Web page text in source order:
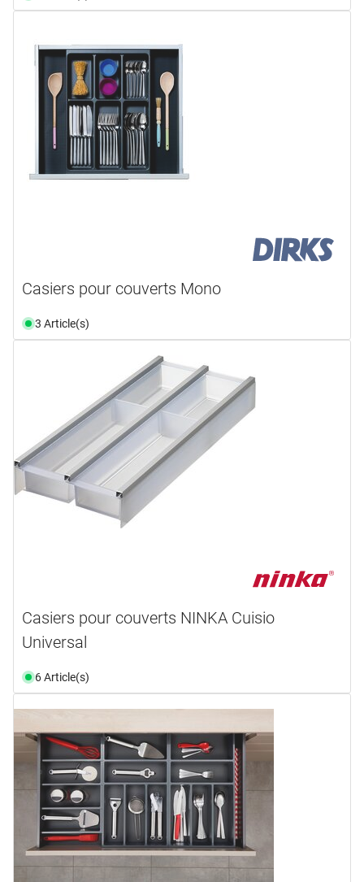
Casiers pour couverts Mono
3 Article(s)
Casiers pour couverts NINKA Cuisio
Universal
6 Article(s)